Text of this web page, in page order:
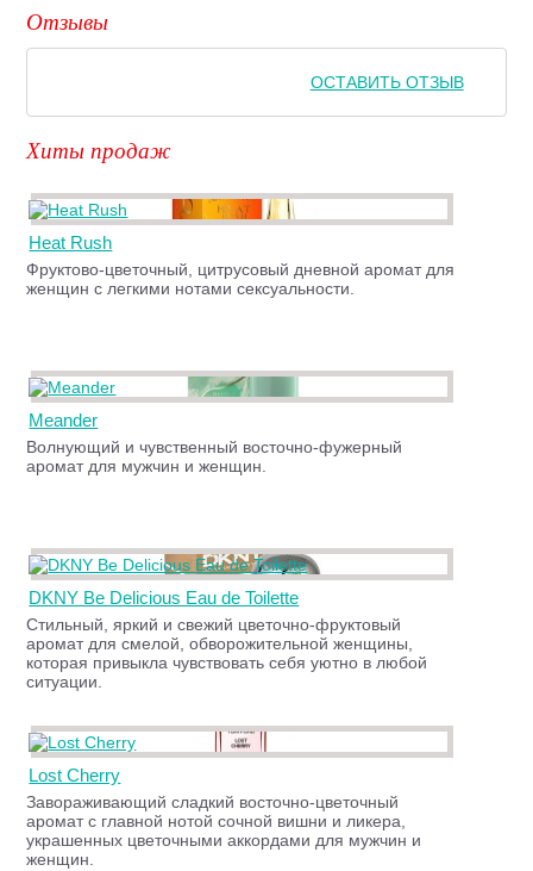
Отзывы
ОСТАВИТЬ ОТЗЫВ
Хиты продаж
Heat Rush
Фруктово-цветочный, цитрусовый дневной аромат для
женщин с легкими нотами сексуальности.
Meander
Волнующий и чувственный восточно-фужерный
аромат для мужчин и женщин.
DKNY Be Delicious Eau de Toilette
Стильный, яркий и свежий цветочно-фруктовый
аромат для смелой, обворожительной женщины,
которая привыкла чувствовать себя уютно в любой
ситуации.
Lost Cherry
Завораживающий сладкий восточно-цветочный
аромат с главной нотой сочной вишни и ликера,
украшенных цветочными аккордами для мужчин и
женщин.